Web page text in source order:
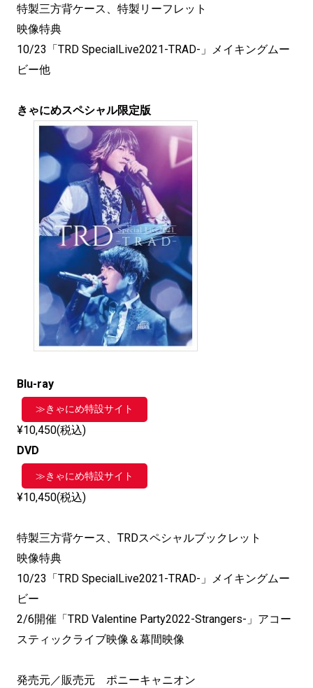
特製三方背ケース、特製リーフレット
映像特典
10/23「TRD SpecialLive2021-TRAD-」 メイキングムー
ビー他
きゃにめスペシャル限定版
Blu-ray
≫きゃにめ特設サイト
¥10,450(税込)
DVD
≫きゃにめ特設サイト
¥10,450(税込)
特製三方背ケース、TRDスペシャルブックレット
映像特典
10/23「TRD SpecialLive2021-TRAD-」 メイキングムー
ビー
2/6開催「TRD Valentine Party2022-Strangers-」 アコー
スティックライブ映像＆幕間映像
発売元／販売元 ポニーキャニオン